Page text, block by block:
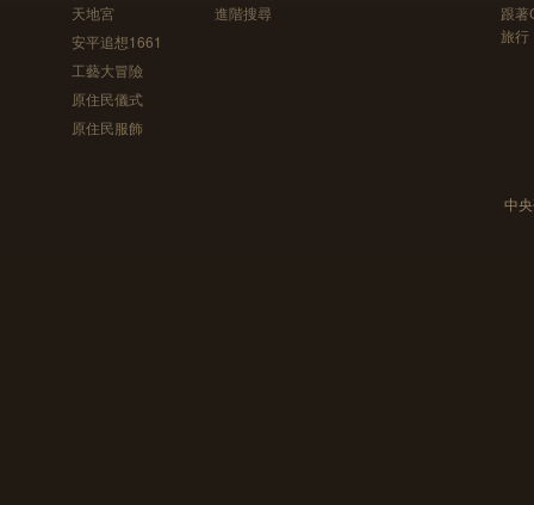
天地宮
安平追想1661
工藝大冒險
原住民儀式
原住民服飾
進階搜尋
跟
旅行
中